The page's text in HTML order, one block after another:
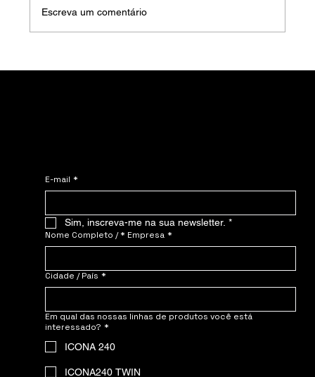
E-mail *
Sim, inscreva-me na sua newsletter. *
Nome Completo / * Empresa *
Cidade / País *
Em qual das nossas linhas de produtos você está
interessado? *
ICONA 240
ICONA240 TWIN
Escreva um comentário